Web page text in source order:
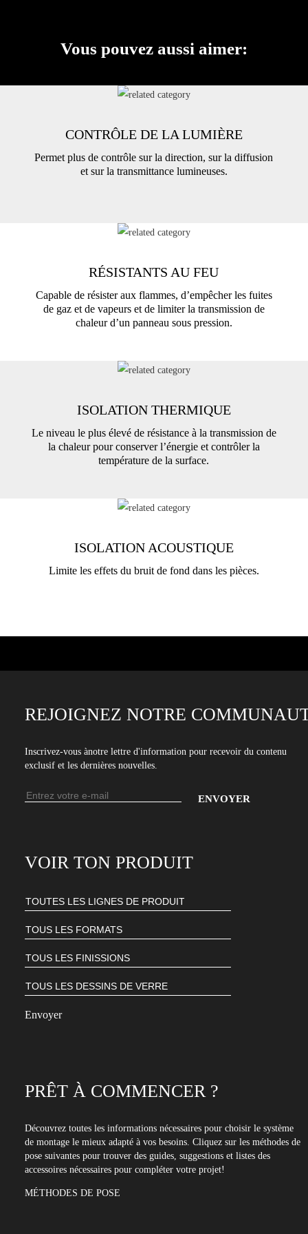
Vous pouvez aussi aimer:
CONTRÔLE DE LA LUMIÈRE
Permet plus de contrôle sur la direction, sur la diffusion
et sur la transmittance lumineuses.
RÉSISTANTS AU FEU
Capable de résister aux flammes, d’empêcher les fuites
de gaz et de vapeurs et de limiter la transmission de
chaleur d’un panneau sous pression.
ISOLATION THERMIQUE
Le niveau le plus élevé de résistance à la transmission de
la chaleur pour conserver l’énergie et contrôler la
température de la surface.
ISOLATION ACOUSTIQUE
Limite les effets du bruit de fond dans les pièces.
REJOIGNEZ NOTRE
Inscrivez-vous ànotre lettre d'information pour recevoir du contenu
exclusif et les dernières nouvelles.
Adresse
e-
pour
vous
à
notre
VOIR TON PRODUIT
PRÊT À COMMENCER ?
Découvrez toutes les informations nécessaires pour choisir le système
de montage le mieux adapté à vos besoins. Cliquez sur les méthodes de
pose suivantes pour trouver des guides, suggestions et listes des
accessoires nécessaires pour compléter votre projet!
MÉTHODES DE POSE